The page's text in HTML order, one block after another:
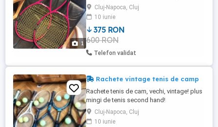
1
jucatori! Specificatii: - marime cap (head
size): 645 cm2, 100 sqinch; - greutate: 300
gr. neracordata; - distributie racordaj
(string pattern) : 16 19;
Cluj-Napoca, Cluj
10 iunie
375 RON
600 RON
Telefon validat
Rachete vintage tenis de camp
Rachete tenis de cam, vechi, vintage! plus
mingi de tenis second hand!
Cluj-Napoca, Cluj
10 iunie